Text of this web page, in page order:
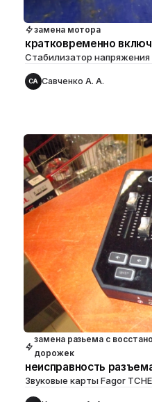
замена мотора
кратковременно
Стабилизатор
СА Савченко А. А.
замена разьема с
дорожек
неисправность
Звуковые карты Fagor